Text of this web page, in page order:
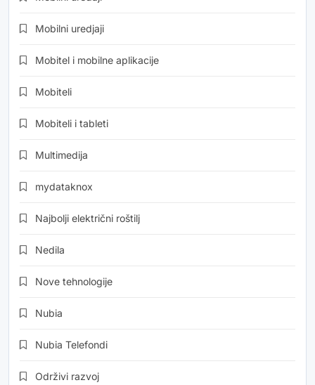
Mobilni uredjaji
Mobitel i mobilne aplikacije
Mobiteli
Mobiteli i tableti
Multimedija
mydataknox
Najbolji električni roštilj
Nedila
Nove tehnologije
Nubia
Nubia Telefondi
Održivi razvoj